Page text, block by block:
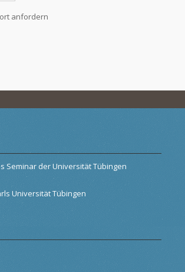
anfordern
Seminar der Universität Tübingen
Universität Tübingen